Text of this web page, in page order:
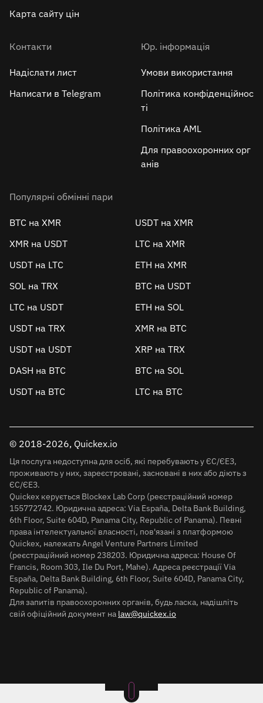
Карта сайту цін
Контакти
Надіслати лист
Написати в Telegram
Юр. інформація
Умови використання
Політика конфіденційнос
ті
Політика AML
Для правоохоронних орг
анів
Популярні обмінні пари
BTC на XMR
USDT на XMR
XMR на USDT
LTC на XMR
USDT на LTC
ETH на XMR
SOL на TRX
BTC на USDT
LTC на USDT
ETH на SOL
USDT на TRX
XMR на BTC
USDT на USDT
XRP на TRX
DASH на BTC
BTC на SOL
USDT на BTC
LTC на BTC
© 2018-2026, Quickex.io
Ця послуга недоступна для осіб, які перебувають у ЄС/ЄЕЗ,
проживають у них, зареєстровані, засновані в них або діють з
ЄС/ЄЕЗ.
Quickex керується Blockex Lab Corp (реєстраційний номер
155772742. Юридична адреса: Via España, Delta Bank Building,
6th Floor, Suite 604D, Panama City, Republic of Panama). Певні
права інтелектуальної власності, пов'язані з платформою
Quickex, належать Angel Venture Partners Limited
(реєстраційний номер 238203. Юридична адреса: House Of
Francis, Room 303, Ile Du Port, Mahe). Адреса реєстрації Via
España, Delta Bank Building, 6th Floor, Suite 604D, Panama City,
Republic of Panama).
Для запитів правоохоронних органів, будь ласка, надішліть
свій офіційний документ на law@quickex.io